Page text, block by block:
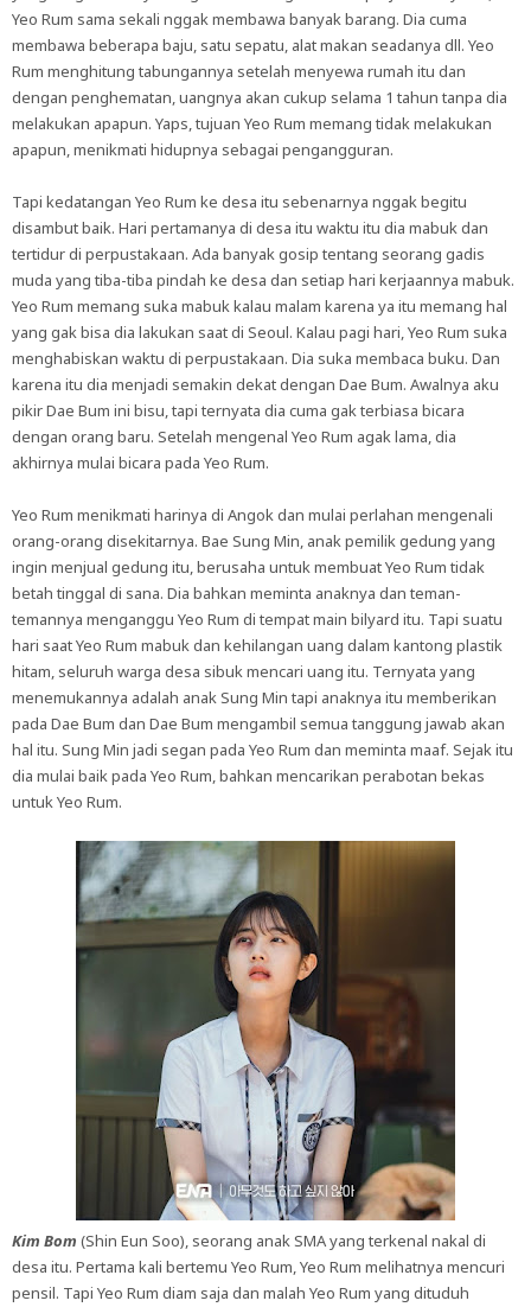
Yeo Rum sama sekali nggak membawa banyak barang. Dia cuma
membawa beberapa baju, satu sepatu, alat makan seadanya dll. Yeo
Rum menghitung tabungannya setelah menyewa rumah itu dan
dengan penghematan, uangnya akan cukup selama 1 tahun tanpa dia
melakukan apapun. Yaps, tujuan Yeo Rum memang tidak melakukan
apapun, menikmati hidupnya sebagai pengangguran.
Tapi kedatangan Yeo Rum ke desa itu sebenarnya nggak begitu
disambut baik. Hari pertamanya di desa itu waktu itu dia mabuk dan
tertidur di perpustakaan. Ada banyak gosip tentang seorang gadis
muda yang tiba-tiba pindah ke desa dan setiap hari kerjaannya mabuk.
Yeo Rum memang suka mabuk kalau malam karena ya itu memang hal
yang gak bisa dia lakukan saat di Seoul. Kalau pagi hari, Yeo Rum suka
menghabiskan waktu di perpustakaan. Dia suka membaca buku. Dan
karena itu dia menjadi semakin dekat dengan Dae Bum. Awalnya aku
pikir Dae Bum ini bisu, tapi ternyata dia cuma gak terbiasa bicara
dengan orang baru. Setelah mengenal Yeo Rum agak lama, dia
akhirnya mulai bicara pada Yeo Rum.
Yeo Rum menikmati harinya di Angok dan mulai perlahan mengenali
orang-orang disekitarnya. Bae Sung Min, anak pemilik gedung yang
ingin menjual gedung itu, berusaha untuk membuat Yeo Rum tidak
betah tinggal di sana. Dia bahkan meminta anaknya dan teman-
temannya menganggu Yeo Rum di tempat main bilyard itu. Tapi suatu
hari saat Yeo Rum mabuk dan kehilangan uang dalam kantong plastik
hitam, seluruh warga desa sibuk mencari uang itu. Ternyata yang
menemukannya adalah anak Sung Min tapi anaknya itu memberikan
pada Dae Bum dan Dae Bum mengambil semua tanggung jawab akan
hal itu. Sung Min jadi segan pada Yeo Rum dan meminta maaf. Sejak itu
dia mulai baik pada Yeo Rum, bahkan mencarikan perabotan bekas
untuk Yeo Rum.
Kim Bom (Shin Eun Soo), seorang anak SMA yang terkenal nakal di
desa itu. Pertama kali bertemu Yeo Rum, Yeo Rum melihatnya mencuri
pensil. Tapi Yeo Rum diam saja dan malah Yeo Rum yang dituduh